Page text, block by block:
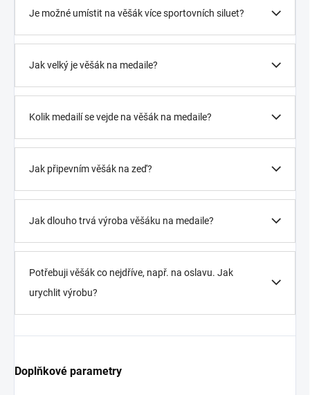
Je možné umístit na věšák více sportovních siluet?
Jak velký je věšák na medaile?
Kolik medailí se vejde na věšák na medaile?
Jak připevním věšák na zeď?
Jak dlouho trvá výroba věšáku na medaile?
Potřebuji věšák co nejdříve, např. na oslavu. Jak
urychlit výrobu?
Doplňkové parametry